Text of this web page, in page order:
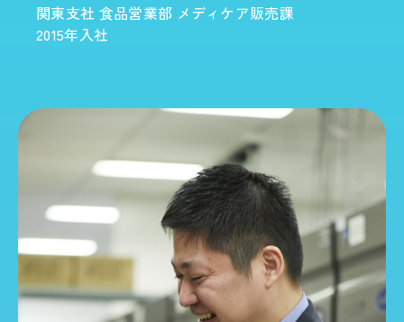
関東支社 食品営業部 メディケア販売課
2015年入社